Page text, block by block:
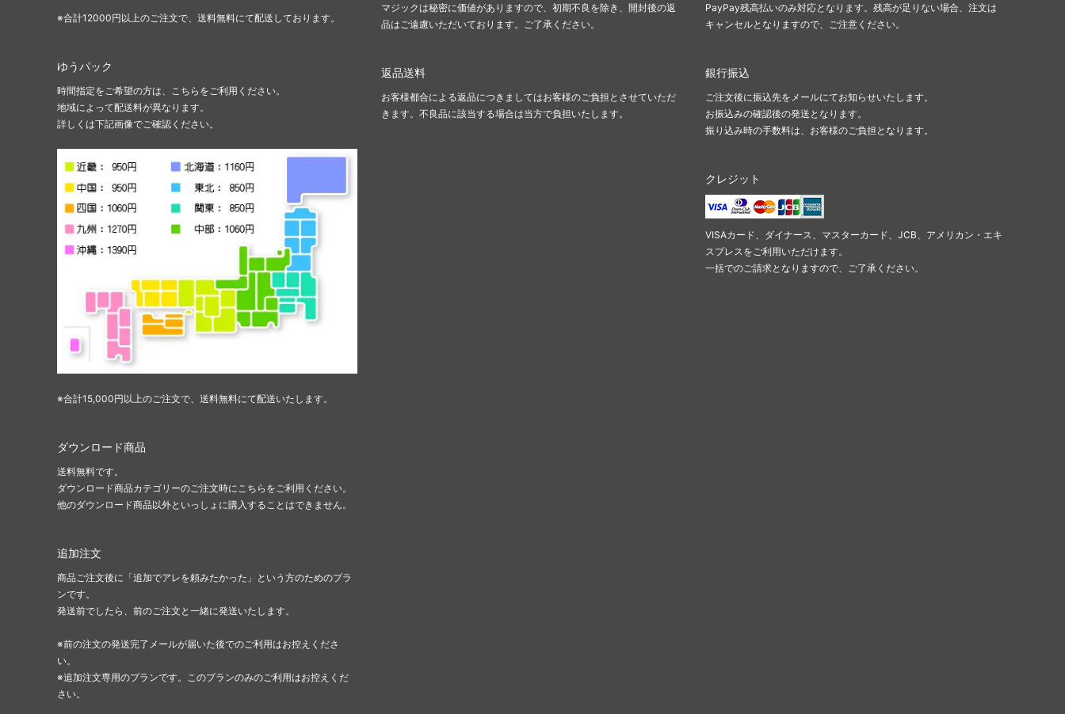
※合計12000円以上のご注文で、送料無料にて配送しております。
ゆうパック
時間指定をご希望の方は、こちらをご利用ください。
地域によって配送料が異なります。
詳しくは下記画像でご確認ください。
※合計15,000円以上のご注文で、送料無料にて配送いたします。
ダウンロード商品
送料無料です。
ダウンロード商品カテゴリーのご注文時にこちらをご利用ください。
他のダウンロード商品以外といっしょに購入することはできません。
追加注文
商品ご注文後に「追加でアレを頼みたかった」という方のためのプラ
ンです。
発送前でしたら、前のご注文と一緒に発送いたします。
※前の注文の発送完了メールが届いた後でのご利用はお控えくださ
い。
※追加注文専用のプランです。このプランのみのご利用はお控えくだ
さい。
マジックは秘密に価値がありますので、初期不良を除き、開封後の返
品はご遠慮いただいております。ご了承ください。
返品送料
お客様都合による返品につきましてはお客様のご負担とさせていただ
きます。不良品に該当する場合は当方で負担いたします。
PayPay残高払いのみ対応となります。残高が足りない場合、注文は
キャンセルとなりますので、ご注意ください。
銀行振込
ご注文後に振込先をメールにてお知らせいたします。
お振込みの確認後の発送となります。
振り込み時の手数料は、お客様のご負担となります。
クレジット
VISAカード、ダイナース、マスターカード、JCB、アメリカン・エキ
スプレスをご利用いただけます。
一括でのご請求となりますので、ご了承ください。